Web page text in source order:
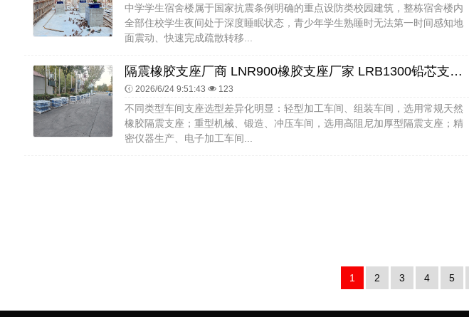
中学学生宿舍楼属于国家抗震条例明确的重点设防类校园建筑，整栋宿舍楼内
全部住校学生夜间处于深度睡眠状态，青少年学生熟睡时无法第一时间感知地
面震动、快速完成疏散转移...
隔震橡胶支座厂商 LNR900橡胶支座厂家 LRB1300铅芯支座厂家
2026/6/24 9:51:43 123
不同类型车间支座选型差异化明显：轻型加工车间、组装车间，选用常规天然
橡胶隔震支座；重型机械、锻造、冲压车间，选用高阻尼加厚型隔震支座；精
密仪器生产、电子加工车间...
1 2 3 4 5